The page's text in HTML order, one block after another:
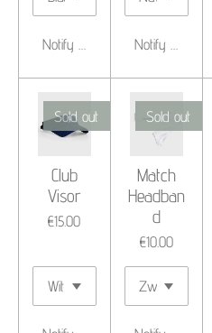
Notify me when available
Notify me
Sold out
Club
Visor
€15.00
Sold out
Match
Headban
d
€10.00